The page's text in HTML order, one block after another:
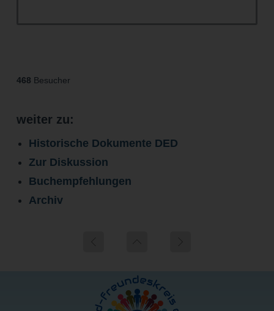
468 Besucher
weiter zu:
Historische Dokumente DED
Zur Diskussion
Buchempfehlungen
Archiv